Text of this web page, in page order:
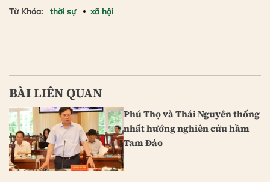
Từ Khóa: thời sự xã hội
BÀI LIÊN QUAN
Phú Thọ và Thái Nguyên thống
nhất hướng nghiên cứu hầm
Tam Đảo